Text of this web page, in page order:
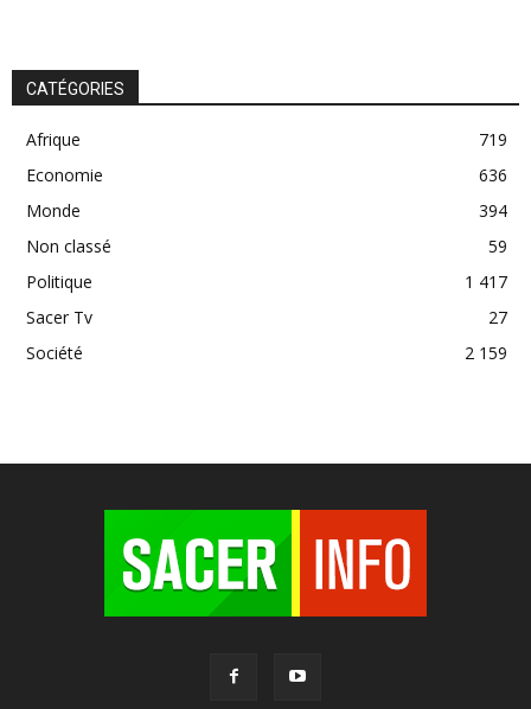
CATÉGORIES
Afrique
719
Economie
636
Monde
394
Non classé
59
Politique
1 417
Sacer Tv
27
Société
2 159